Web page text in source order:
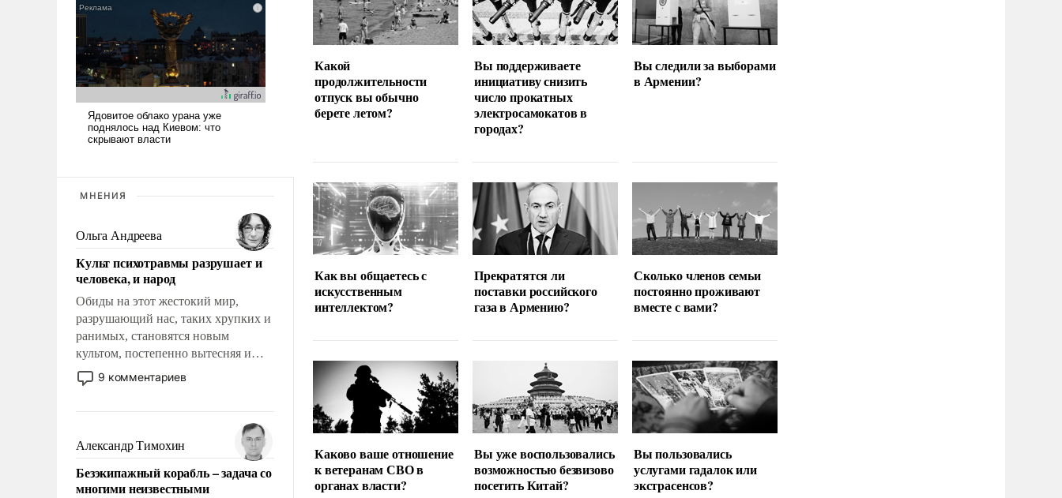
МНЕНИЯ
Ольга Андреева
Культ психотравмы разрушает и
человека, и народ
Обиды на этот жестокий мир,
разрушающий нас, таких хрупких и
ранимых, становятся новым
культом, постепенно вытесняя и
отменяя традиционное требование к
человеку – быть мужественным и
на себя ответственность, помогать
слабым, идти вперед и
адаптироваться.
9 комментариев
Александр Тимохин
Безэкипажный корабль – задача со
многими неизвестными
Какой
продолжительности
отпуск вы обычно
берете летом?
Вы поддерживаете
инициативу снизить
число прокатных
электросамокатов в
городах?
Вы следили за выборами
в Армении?
Как вы общаетесь с
искусственным
интеллектом?
Прекратятся ли
поставки российского
газа в Армению?
Сколько членов семьи
постоянно проживают
вместе с вами?
Каково ваше отношение
к ветеранам СВО в
органах власти?
Вы уже воспользовались
возможностью безвизово
посетить Китай?
Вы пользовались
услугами гадалок или
экстрасенсов?